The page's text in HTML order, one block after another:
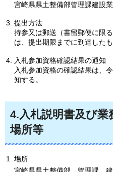
宮崎県県土整備部管理課建設
提出方法
持参又は郵送（書留郵便に限
は、提出期限までに到達した
入札参加資格確認結果の通知
入札参加資格の確認結果は、
知する。
4.入札説明書及び
場所等
場所
宮崎県県土整備部
管理課 建